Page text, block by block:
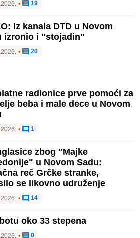
• 19
Iz kanala DTD u Novom
izronio i "stojadin"
• 20
radionice prve pomoći za
beba i male dece u Novom
• 1
zbog "Majke
u Novom Sadu:
reč Grčke stranke,
se likovno udruženje
• 14
oko 33 stepena
• 0